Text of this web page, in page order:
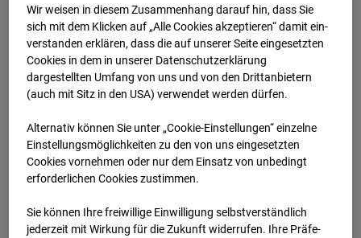
BC-181 - BV-
Meischlgasse Bpl 5B –
96WE - Cam 2
Meischlgasse 32, 1230 Wien
Zur Übersicht
Europe/Vienna
Wir weisen in diesem Zusammenhang darauf hin, dass Sie
sich mit dem Klicken auf „Alle Cookies akzeptieren“ damit ein­
ver­standen erklären, dass die auf unserer Seite eingesetzten
Cookies in dem in unserer Datenschutzerklärung
dargestellten Umfang von uns und von den Drittanbietern
(auch mit Sitz in den USA) verwendet werden dürfen.
Alternativ können Sie unter „Cookie-Einstellungen“ einzelne
Einstellungsmöglichkeiten zu den von uns eingesetzten
Cookies vornehmen oder nur dem Einsatz von unbedingt
erforderlichen Cookies zustimmen.
Sie können Ihre freiwillige Einwilligung selbstverständlich
jederzeit mit Wirkung für die Zukunft widerrufen. Ihre Prä­fe­